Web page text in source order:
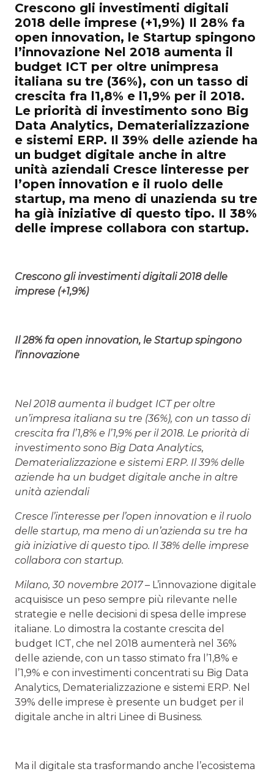
Crescono gli investimenti digitali
2018 delle imprese (+1,9%) Il 28% fa
open innovation, le Startup spingono
l’innovazione Nel 2018 aumenta il
budget ICT per oltre unimpresa
italiana su tre (36%), con un tasso di
crescita fra l1,8% e l1,9% per il 2018.
Le priorità di investimento sono Big
Data Analytics, Dematerializzazione
e sistemi ERP. Il 39% delle aziende ha
un budget digitale anche in altre
unità aziendali Cresce linteresse per
l’open innovation e il ruolo delle
startup, ma meno di unazienda su tre
ha già iniziative di questo tipo. Il 38%
delle imprese collabora con startup.
Crescono gli investimenti digitali 2018 delle
imprese (+1,9%)
Il 28% fa open innovation, le Startup spingono
l’innovazione
Nel 2018 aumenta il budget ICT per oltre
un’impresa italiana su tre (36%), con un tasso di
crescita fra l’1,8% e l’1,9% per il 2018. Le priorità di
investimento sono Big Data Analytics,
Dematerializzazione e sistemi ERP. Il 39% delle
aziende ha un budget digitale anche in altre
unità aziendali
Cresce l’interesse per l’open innovation e il ruolo
delle startup, ma meno di un’azienda su tre ha
già iniziative di questo tipo. Il 38% delle imprese
collabora con startup.
Milano, 30 novembre 2017 – L’innovazione digitale
acquisisce un peso sempre più rilevante nelle
strategie e nelle decisioni di spesa delle imprese
italiane. Lo dimostra la costante crescita del
budget ICT, che nel 2018 aumenterà nel 36%
delle aziende, con un tasso stimato fra l’1,8% e
l’1,9% e con investimenti concentrati su Big Data
Analytics, Dematerializzazione e sistemi ERP. Nel
39% delle imprese è presente un budget per il
digitale anche in altri Linee di Business.
Ma il digitale sta trasformando anche l’ecosistema